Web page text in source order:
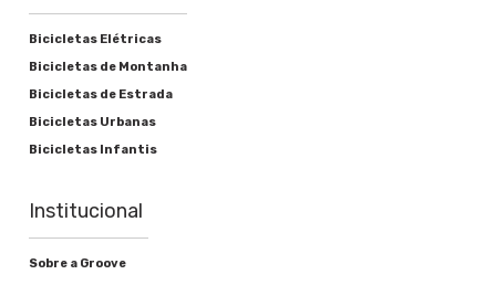
Bicicletas Elétricas
Bicicletas de Montanha
Bicicletas de Estrada
Bicicletas Urbanas
Bicicletas Infantis
Institucional
Sobre a Groove